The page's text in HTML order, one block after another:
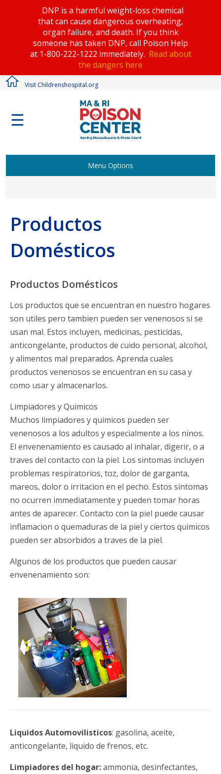
Visit Childrenshospital.org
☰
Productos
Domésticos
Productos Domésticos
Los productos que se encuentran en nuestro hogares
son utiles pero tambien pueden ser venenosos si se
usan mal. Estos incluyen, medicinas, pesticidas,
anticongelante, productos de cuido personal, alcohol,
y alimentos mal preparados. Aprenda cuales
productos venenosos se encuentran en su casa y
como usar y almacenarlos.
Limpiadores y Quimicos
Muchos limpiadores y quimicos pueden ser
venenosos a los adultos y especialmente a los ninos.
El envenenamiento es causado al inhalar, digerir, o a
traves del contacto con la piel. Los sintomas incluyen
problemas respiratorios, toz, dolor de garganta,
mareos, dolor o irritacion en el pecho. Estos sintomas
no ocurren immediatamente y pueden tomar horas
antes de aparecer. Contacto con la piel puede causar
inflamacion o quemaduras de la piel y ciertos quimicos
pueden ser absorbidos a traves de la piel.
Algunos de los productos que pueden causar
envenenamiento son:
Liquidos Automovilisticos: gasolina, aceite,
anticongelante, liquido de frenos, etc.
Limpiadores del hogar:ammonia, desinfectantes,
Menu Options
Metales Pesados
Peligros en el Aire Libre
Preocupación en Temporados
Productos Domésticos
Sobre el Centro
Fechas Historicas
Reporte Annual
Información del Contacto
Haga una Donacion
DNP is a harmful weight-loss chemical
that can cause dangerous overheating,
organ failure, and death. If you think
someone has taken DNP, call Poison Help
at 1-800-222-1222 immediately. Read about
the dangers here